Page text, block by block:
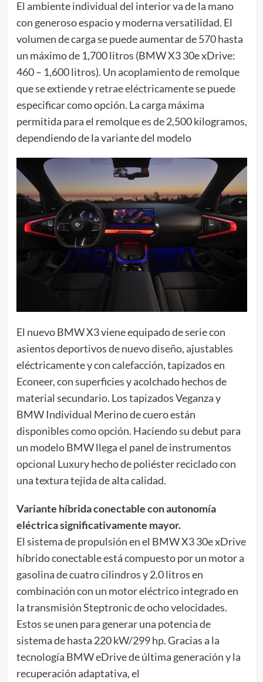
El ambiente individual del interior va de la mano
con generoso espacio y moderna versatilidad. El
volumen de carga se puede aumentar de 570 hasta
un máximo de 1,700 litros (BMW X3 30e xDrive:
460 – 1,600 litros). Un acoplamiento de remolque
que se extiende y retrae eléctricamente se puede
especificar como opción. La carga máxima
permitida para el remolque es de 2,500 kilogramos,
dependiendo de la variante del modelo
El nuevo BMW X3 viene equipado de serie con
asientos deportivos de nuevo diseño, ajustables
eléctricamente y con calefacción, tapizados en
Econeer, con superficies y acolchado hechos de
material secundario. Los tapizados Veganza y
BMW Individual Merino de cuero están
disponibles como opción. Haciendo su debut para
un modelo BMW llega el panel de instrumentos
opcional Luxury hecho de poliéster reciclado con
una textura tejida de alta calidad.
Variante híbrida conectable con autonomía
eléctrica significativamente mayor.
El sistema de propulsión en el BMW X3 30e xDrive
híbrido conectable está compuesto por un motor a
gasolina de cuatro cilindros y 2.0 litros en
combinación con un motor eléctrico integrado en
la transmisión Steptronic de ocho velocidades.
Estos se unen para generar una potencia de
sistema de hasta 220 kW/299 hp. Gracias a la
tecnología BMW eDrive de última generación y la
recuperación adaptativa, el